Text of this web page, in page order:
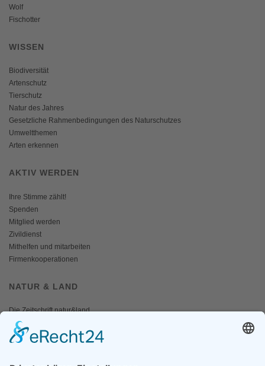
Wolf
Fischotter
WISSEN
Biodiversität
Artenschutz
Tierschutz
Natur des Jahres
Gesetzliche Rahmenbedingungen des Naturschutzes
Umweltthemen
Arten erkennen
AKTIV WERDEN
Ihre Stimme zählt!
Spenden
Mitglied werden
Zivildienst
Mithelfen und mitarbeiten
Firmenkooperationen
NATUR & LAND
Die Zeitschrift natur&land
Archiv
Mediadaten